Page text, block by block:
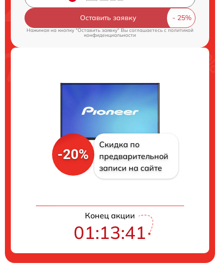
Оставить заявку
Нажимая на кнопку "Оставить заявку" Вы соглашаетесь cполитикой
конфиденциальности
-20%
Скидка по
предварительной
записи на сайте
Конец акции
01:13:41